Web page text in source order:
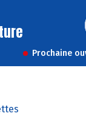
Prochaine